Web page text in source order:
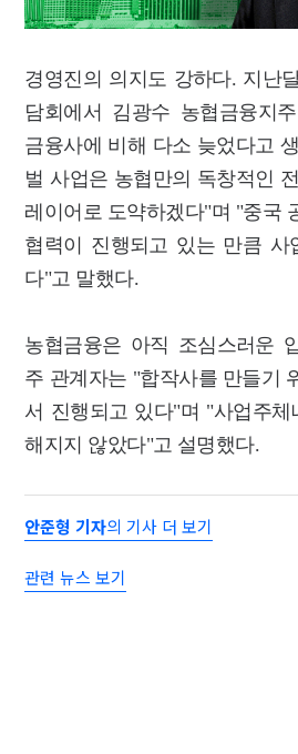
경영진의 의지도 강하다. 지난
담회에서 김광수 농협금융지
금융사에 비해 다소 늦었다고
벌 사업은 농협만의 독창적인
레이어로 도약하겠다"며 "중국
협력이 진행되고 있는 만큼 사
다"고 말했다.
농협금융은 아직 조심스러운
주 관계자는 "합작사를 만들기
서 진행되고 있다"며 "사업주
해지지 않았다"고 설명했다.
안준형 기자의 기사 더 보기
관련 뉴스 보기